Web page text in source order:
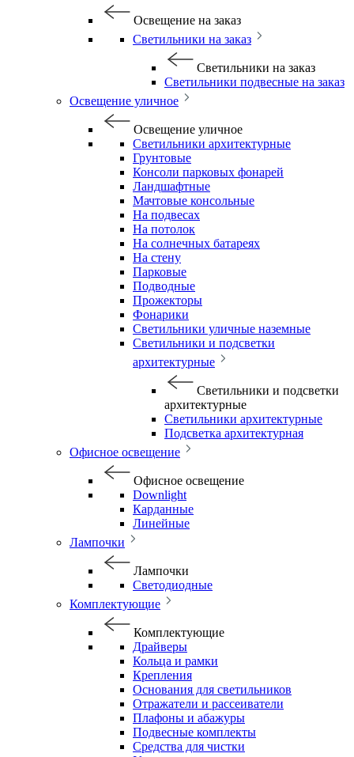
Освещение на заказ
Светильники на заказ
Светильники на заказ
Светильники подвесные на заказ
Освещение уличное
Освещение уличное
Светильники архитектурные
Грунтовые
Консоли парковых фонарей
Ландшафтные
Мачтовые консольные
На подвесах
На потолок
На солнечных батареях
На стену
Парковые
Подводные
Прожекторы
Фонарики
Светильники уличные наземные
Светильники и подсветки
архитектурные
Светильники и подсветки
архитектурные
Светильники архитектурные
Подсветка архитектурная
Офисное освещение
Офисное освещение
Downlight
Карданные
Линейные
Лампочки
Лампочки
Светодиодные
Комплектующие
Комплектующие
Драйверы
Кольца и рамки
Крепления
Основания для светильников
Отражатели и рассеиватели
Плафоны и абажуры
Подвесные комплекты
Средства для чистки